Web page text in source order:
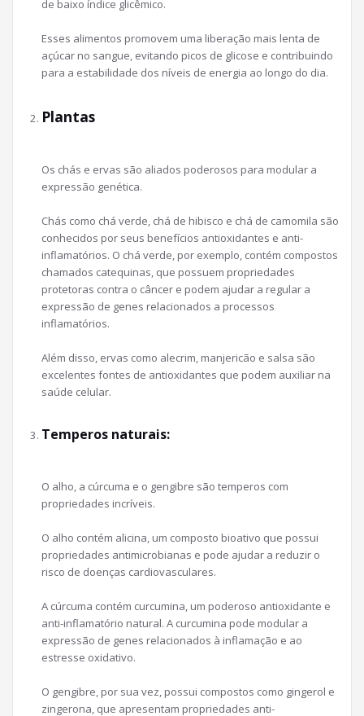
de baixo índice glicêmico.
Esses alimentos promovem uma liberação mais lenta de
açúcar no sangue, evitando picos de glicose e contribuindo
para a estabilidade dos níveis de energia ao longo do dia.
Plantas
Os chás e ervas são aliados poderosos para modular a
expressão genética.
Chás como chá verde, chá de hibisco e chá de camomila são
conhecidos por seus benefícios antioxidantes e anti-
inflamatórios. O chá verde, por exemplo, contém compostos
chamados catequinas, que possuem propriedades
protetoras contra o câncer e podem ajudar a regular a
expressão de genes relacionados a processos
inflamatórios.
Além disso, ervas como alecrim, manjericão e salsa são
excelentes fontes de antioxidantes que podem auxiliar na
saúde celular.
Temperos naturais:
O alho, a cúrcuma e o gengibre são temperos com
propriedades incríveis.
O alho contém alicina, um composto bioativo que possui
propriedades antimicrobianas e pode ajudar a reduzir o
risco de doenças cardiovasculares.
A cúrcuma contém curcumina, um poderoso antioxidante e
anti-inflamatório natural. A curcumina pode modular a
expressão de genes relacionados à inflamação e ao
estresse oxidativo.
O gengibre, por sua vez, possui compostos como gingerol e
zingerona, que apresentam propriedades anti-